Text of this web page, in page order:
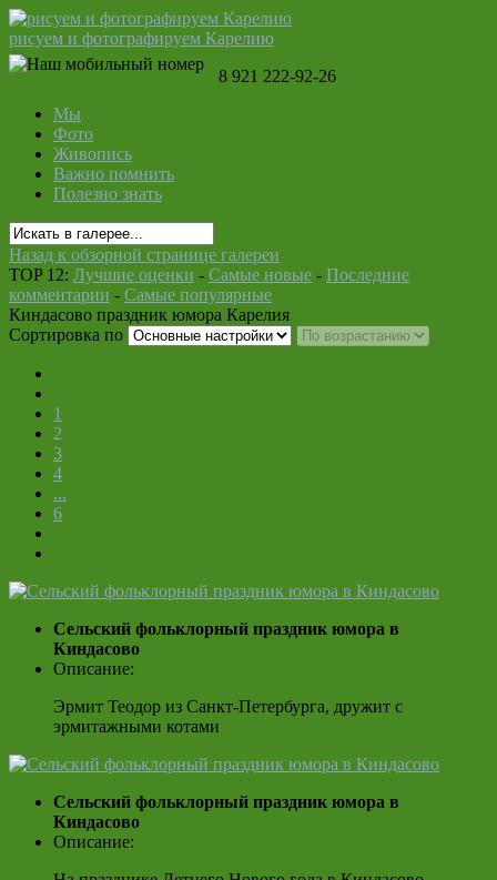
рисуем и фотографируем Карелию
8 921 222-92-26
Мы
Фото
Живопись
Важно помнить
Полезно знать
Назад к обзорной странице галереи
TOP 12: Лучшие оценки - Самые новые - Последние
комментарии - Самые популярные
Киндасово праздник юмора Карелия
Сортировка по
1
2
3
4
...
6
Сельский фольклорный праздник юмора в
Киндасово
Описание:
Эрмит Теодор из Санкт-Петербурга, дружит с
эрмитажными котами
Сельский фольклорный праздник юмора в
Киндасово
Описание: